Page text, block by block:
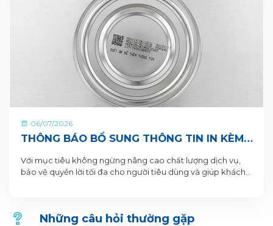
06/07/2026
THÔNG BÁO BỔ SUNG THÔNG TIN IN KÈM
PHẨM
Với mục tiêu không ngừng nâng cao chất lượng dịch vụ,
bảo vệ quyền lời tối đa cho người tiêu dùng và giúp khách
Những câu hỏi thường gặp